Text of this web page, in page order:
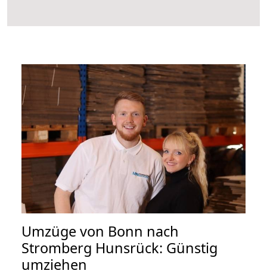
Umzüge von Bonn nach
Stromberg Hunsrück: Günstig
umziehen